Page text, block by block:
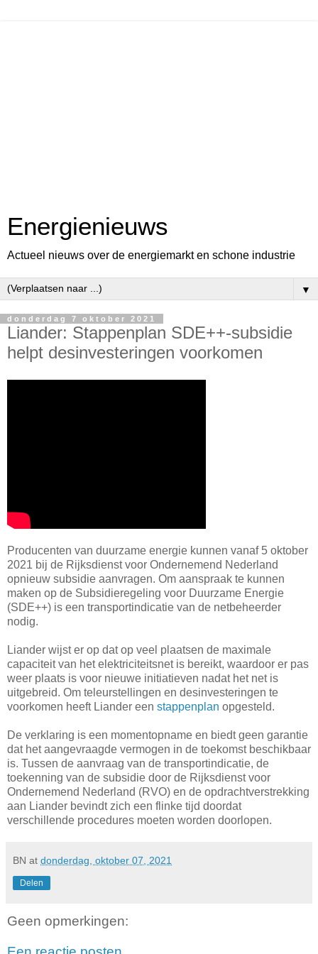
Energienieuws
Actueel nieuws over de energiemarkt en schone industrie
▼
donderdag 7 oktober 2021
Liander: Stappenplan SDE++-subsidie
helpt desinvesteringen voorkomen
Producenten van duurzame energie kunnen vanaf 5 oktober
2021 bij de Rijksdienst voor Ondernemend Nederland
opnieuw subsidie aanvragen. Om aanspraak te kunnen
maken op de Subsidieregeling voor Duurzame Energie
(SDE++) is een transportindicatie van de netbeheerder
nodig.
Liander wijst er op dat op veel plaatsen de maximale
capaciteit van het elektriciteitsnet is bereikt, waardoor er pas
weer plaats is voor nieuwe initiatieven nadat het net is
uitgebreid. Om teleurstellingen en desinvesteringen te
voorkomen heeft Liander een stappenplan opgesteld.
De verklaring is een momentopname en biedt geen garantie
dat het aangevraagde vermogen in de toekomst beschikbaar
is. Tussen de aanvraag van de transportindicatie, de
toekenning van de subsidie door de Rijksdienst voor
Ondernemend Nederland (RVO) en de opdrachtverstrekking
aan Liander bevindt zich een flinke tijd doordat
verschillende procedures moeten worden doorlopen.
BN at donderdag, oktober 07, 2021
Delen
Geen opmerkingen: